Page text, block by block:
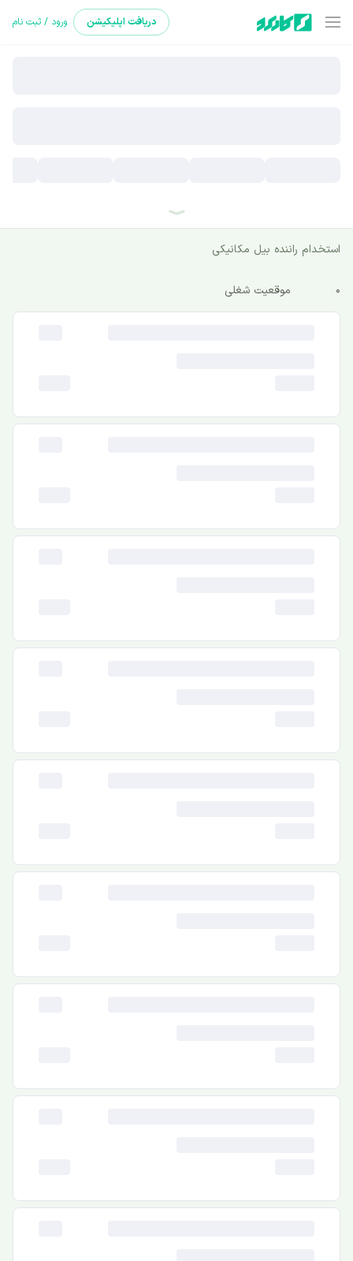
دریافت اپلیکیشن ورود / ثبت نام
استخدام راننده بیل مکانیکی
0 موقعیت شغلی